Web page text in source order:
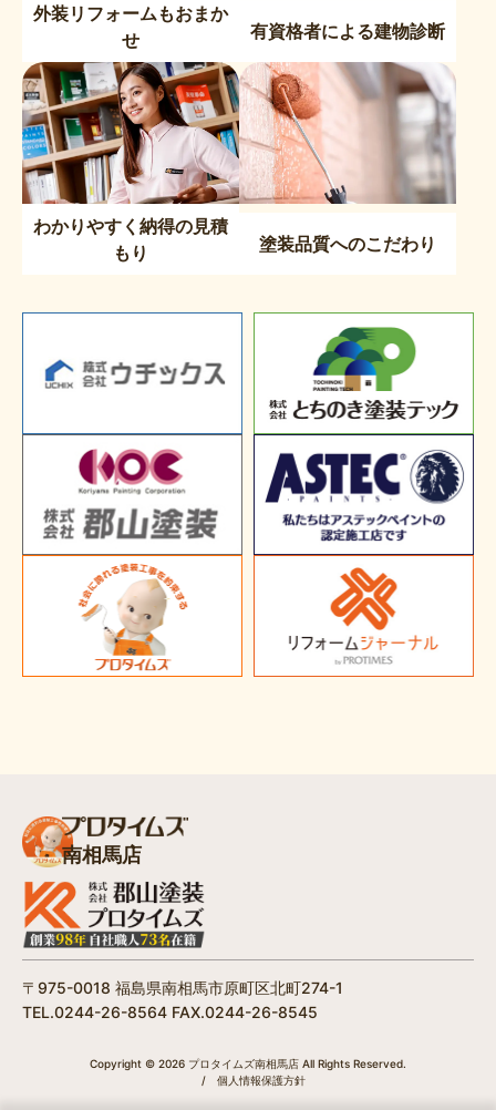
外装リフォームもおまか
せ
有資格者による建物診断
わかりやすく納得の見積
もり
塗装品質へのこだわり
南相馬店
〒975-0018 福島県南相馬市原町区北町274-1
TEL.0244-26-8564 FAX.0244-26-8545
Copyright © 2026 プロタイムズ南相馬店 All Rights Reserved.
/
個人情報保護方針